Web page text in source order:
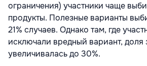
ограничения) участники чаще
продукты. Полезные варианты
21% случаев. Однако там, где
исключали вредный вариант,
увеличивалась до 30%.